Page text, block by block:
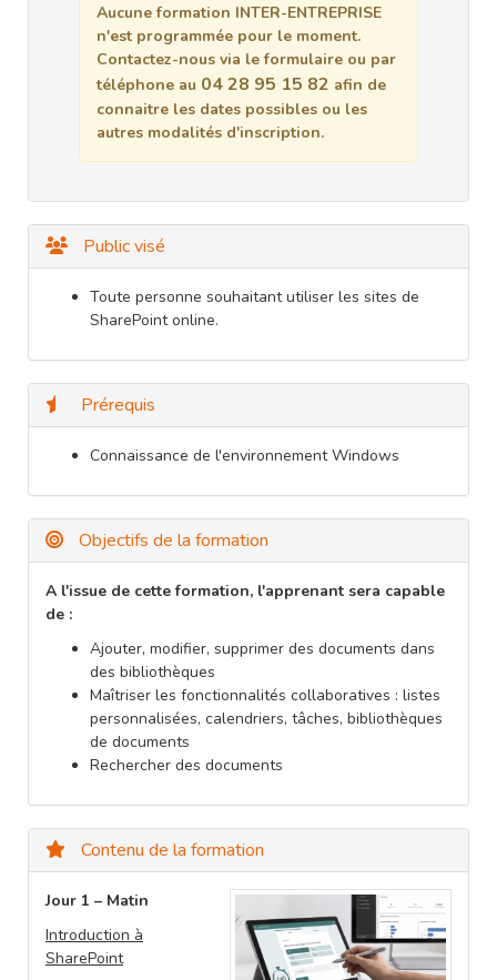
Aucune formation INTER-ENTREPRISE
n'est programmée pour le moment.
Contactez-nous via le formulaire ou par
téléphone au 04 28 95 15 82 afin de
connaitre les dates possibles ou les
autres modalités d'inscription.
Public visé
Toute personne souhaitant utiliser les sites de
SharePoint online.
Prérequis
Connaissance de l'environnement Windows
Objectifs de la formation
A l'issue de cette formation, l'apprenant sera capable
de :
Ajouter, modifier, supprimer des documents dans
des bibliothèques
Maîtriser les fonctionnalités collaboratives : listes
personnalisées, calendriers, tâches, bibliothèques
de documents
Rechercher des documents
Contenu de la formation
Jour 1 – Matin
Introduction à
SharePoint